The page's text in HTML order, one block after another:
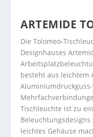
ARTEMIDE
Die Tolomeo-
Designhauses
besteht aus
Tischleuchte ist zu
leichtes Gehäuse